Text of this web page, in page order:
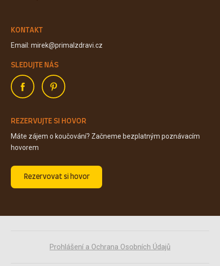
KONTAKT
Email: mirek@primalzdravi.cz
SLEDUJTE NÁS
REZERVUJTE SI HOVOR
Máte zájem o koučování? Začneme bezplatným poznávacím
hovorem
Rezervovat si hovor
Prohlášení a Ochrana Osobních Údajů